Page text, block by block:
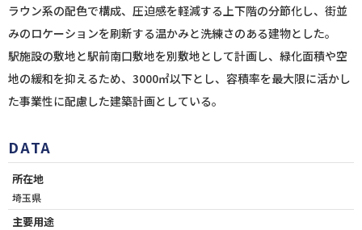
ラウン系の配色で構成、圧迫感を軽減する上下階の分節化し、街並
みのロケーションを刷新する温かみと洗練さのある建物とした。
駅施設の敷地と駅前南口敷地を別敷地として計画し、緑化面積や空
地の緩和を抑えるため、3000㎡以下とし、容積率を最大限に活かし
た事業性に配慮した建築計画としている。
DATA
所在地
埼玉県
主要用途